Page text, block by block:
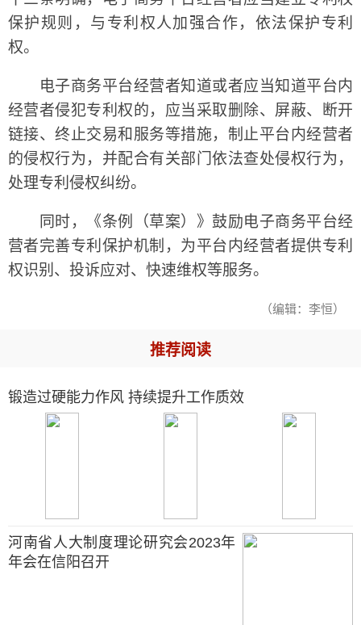
保护规则，与专利权人加强合作，依法保护专利
权。
电子商务平台经营者知道或者应当知道平台内
经营者侵犯专利权的，应当采取删除、屏蔽、断开
链接、终止交易和服务等措施，制止平台内经营者
的侵权行为，并配合有关部门依法查处侵权行为，
处理专利侵权纠纷。
同时，《条例（草案）》鼓励电子商务平台经
营者完善专利保护机制，为平台内经营者提供专利
权识别、投诉应对、快速维权等服务。
（编辑：李恒）
推荐阅读
锻造过硬能力作风 持续提升工作质效
河南省人大制度理论研究会2023年
年会在信阳召开